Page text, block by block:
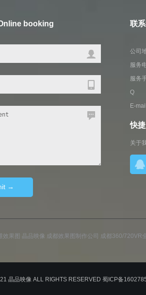
booking 联
公司
服务
服务
Q Q
E-
快
关于
效果图 晶品映像 成都效果图制作公司 成都360/720VR
晶品映像 ALL RIGHTS RESERVED 蜀ICP备